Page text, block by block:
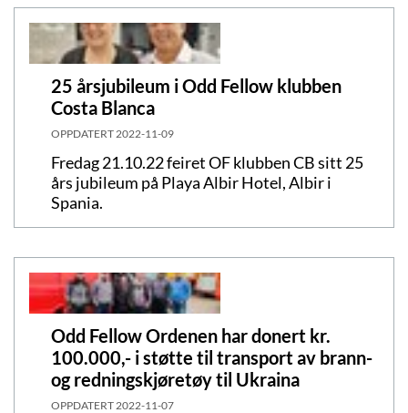
25 årsjubileum i Odd Fellow klubben
Costa Blanca
OPPDATERT 2022-11-09
Fredag 21.10.22 feiret OF klubben CB sitt 25
års jubileum på Playa Albir Hotel, Albir i
Spania.
Odd Fellow Ordenen har donert kr.
100.000,- i støtte til transport av brann-
og redningskjøretøy til Ukraina
OPPDATERT 2022-11-07